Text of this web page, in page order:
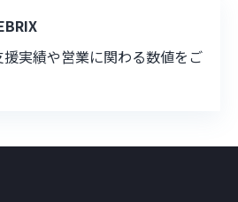
実績や営業に関わる数値をご